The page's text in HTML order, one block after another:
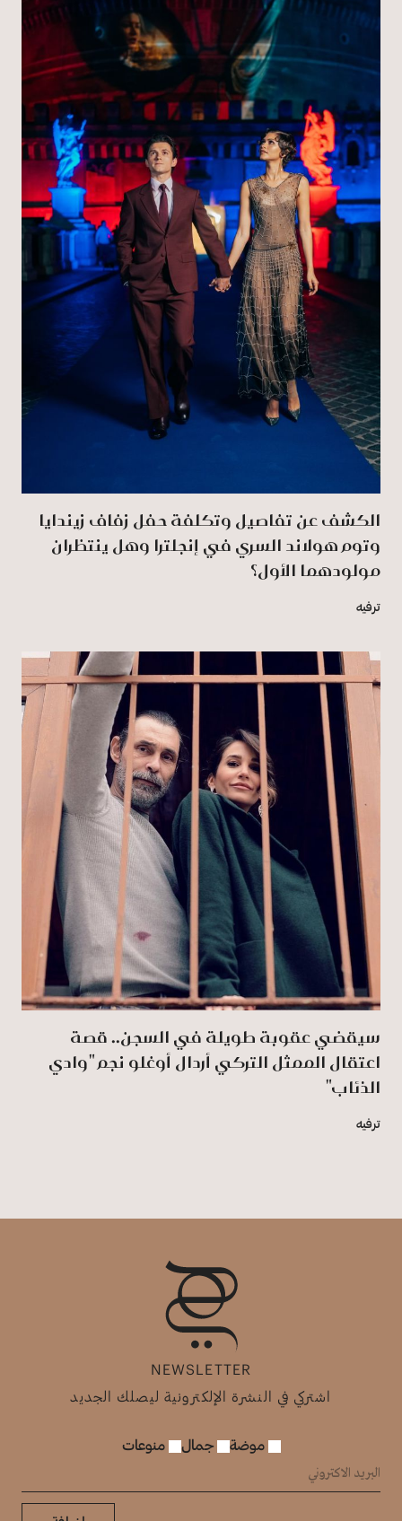
الكشف عن تفاصيل وتكلفة حفل زفاف زيندايا
وتوم هولاند السري في إنجلترا وهل ينتظران
مولودهما الأول؟
ترفيه
سيقضي عقوبة طويلة في السجن.. قصة
اعتقال الممثل التركي أردال أوغلو نجم "وادي
الذئاب"
ترفيه
NEWSLETTER
اشتركي في النشرة الإلكترونية ليصلك الجديد
موضة جمال منوعات